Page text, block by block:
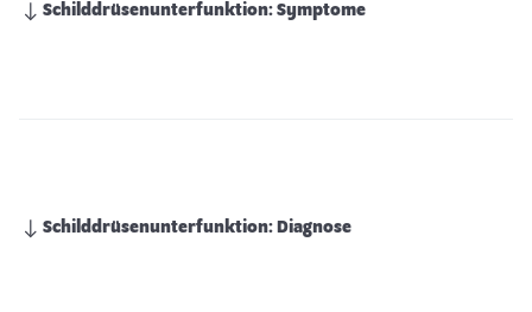
Schilddrüsenunterfunktion: Symptome
Schilddrüsenunterfunktion: Diagnose